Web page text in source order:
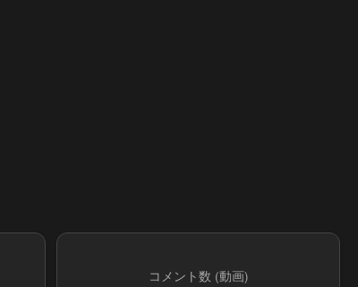
コメント数 (動画)